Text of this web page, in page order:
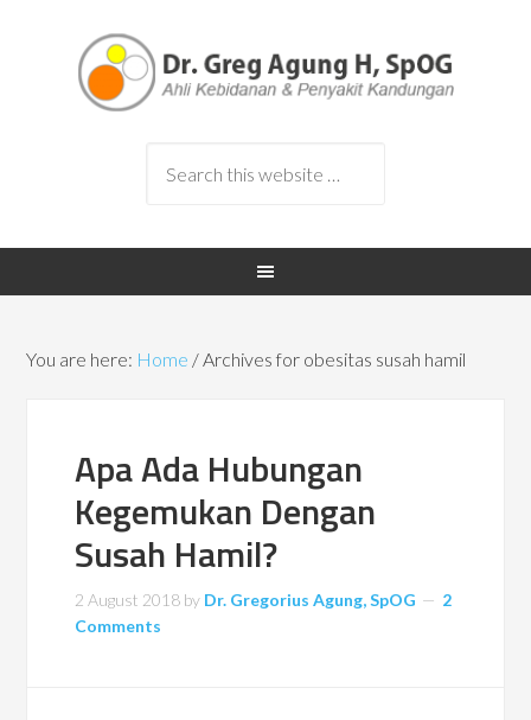
You are here: Home /Archives for obesitas susah hamil
Apa Ada Hubungan
Kegemukan Dengan
Susah Hamil?
2 August 2018 by Dr. Gregorius Agung, SpOG
2
Comments